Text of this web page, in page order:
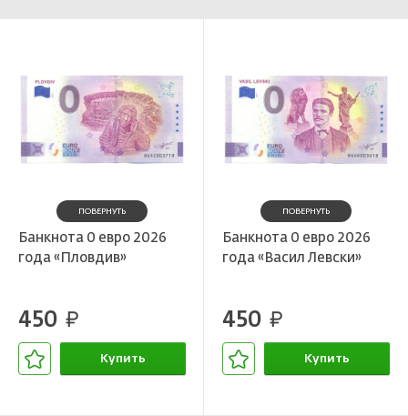
ПОВЕРНУТЬ
Банкнота 0 евро 2026
года «Пловдив»
450 руб.
Купить
ПОВЕРНУТЬ
Банкнота 0 евро 2026
года «Васил Левски»
450 руб.
Купить